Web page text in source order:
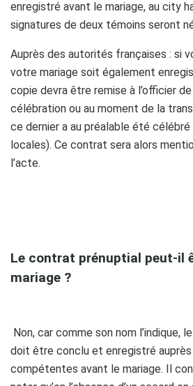
enregistré avant le mariage, au city
signatures de deux témoins seront
Auprès des autorités françaises : si
votre mariage soit également
copie devra être remise à l’officier
célébration ou au moment de la
ce dernier a au préalable été
locales). Ce contrat sera alors
l’acte.
Le contrat prénuptial peut-il
mariage ?
Non, car comme son nom l’indique,
doit être conclu et enregistré
compétentes avant le mariage. Il